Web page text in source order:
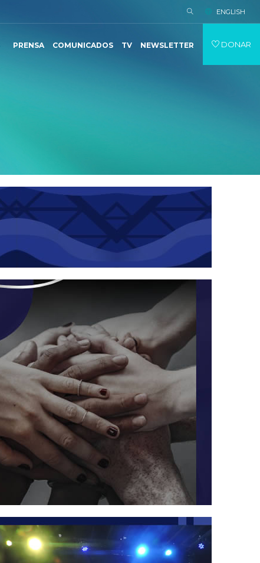
ENGLISH
PRENSA COMUNICADOS TV NEWSLETTER DONAR